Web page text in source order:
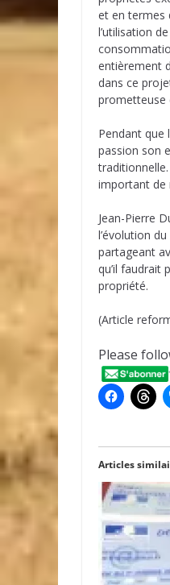
et en termes
l’utilisation
entièrement
dans ce
prometteuse
Pendant que
passion son
important de
Jean-Pierre
l’évolution
partageant
qu’il faudrait
propriété.
(Article
Please
Articles